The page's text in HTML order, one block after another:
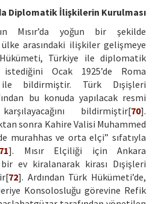
Diplomatik İlişkilerin Kurulması
Mısır’da yoğun bir şekilde
ülke arasındaki ilişkiler gelişmeye
Türkiye ile diplomatik
Ocak 1925’de Roma
ile bildirmiştir. Türk Dışişleri
bu konuda yapılacak resmi
bildirmiştir[70].
sonra Kahire Valisi Muhammed
murahhas ve orta elçi” sıfatıyla
71]. Mısır Elçiliği için Ankara
bir ev kiralanarak kirası Dışişleri
72]. Ardından Türk Hükümeti’de,
Konsolosluğu görevine Refik